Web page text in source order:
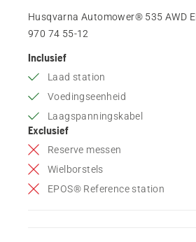
Husqvarna Automower® 535 AWD
970 74 55‑12
Inclusief
Laad station
Voedingseenheid
Laagspanningskabel
Exclusief
Reserve messen
Wielborstels
EPOS® Reference station